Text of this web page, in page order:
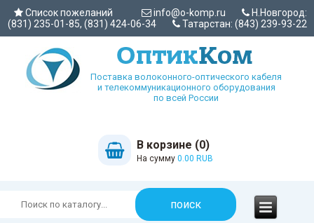
Список пожеланий info@o-komp.ru
Н.Новгород:
(831) 235-01-85, (831) 424-06-34
Татарстан: (843) 239-93-22
Поставка волоконного-оптического кабеля
и телекоммуникационного оборудования
по всей России
В корзине (0)
На сумму 0.00 RUB